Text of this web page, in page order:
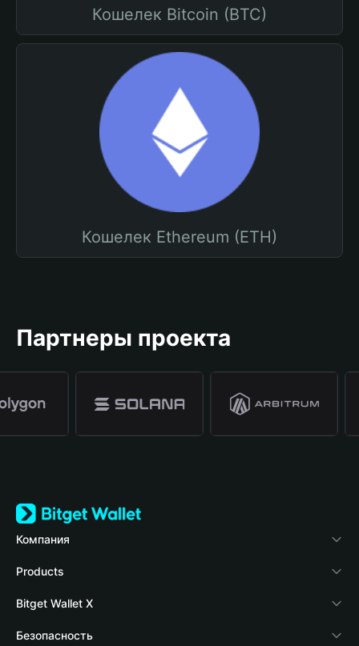
Кошелек Bitcoin (BTC)
Кошелек Ethereum (ETH)
Партнеры проекта
Компания
О Bitget Wallet
Блог
Академия
Products
Crypto Card
Stablecoin Earn
Bitget Wallet X
Разработчики
Безопасность